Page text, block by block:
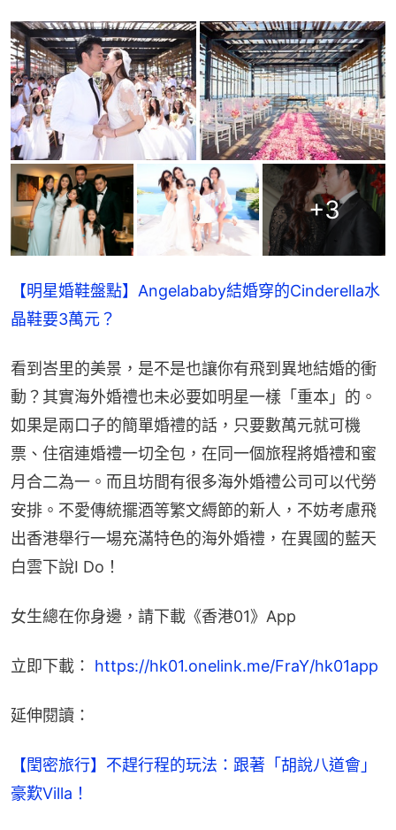
+3
【明星婚鞋盤點】Angelababy結婚穿的Cinderella水
晶鞋要3萬元？
看到峇里的美景，是不是也讓你有飛到異地結婚的衝
動？其實海外婚禮也未必要如明星一樣「重本」的。
如果是兩口子的簡單婚禮的話，只要數萬元就可機
票、住宿連婚禮一切全包，在同一個旅程將婚禮和蜜
月合二為一。而且坊間有很多海外婚禮公司可以代勞
安排。不愛傳統擺酒等繁文縟節的新人，不妨考慮飛
出香港舉行一場充滿特色的海外婚禮，在異國的藍天
白雲下說I Do！
女生總在你身邊，請下載《香港01》App
立即下載： https://hk01.onelink.me/FraY/hk01app
延伸閱讀：
【閏密旅行】不趕行程的玩法：跟著「胡說八道會」
豪歎Villa！